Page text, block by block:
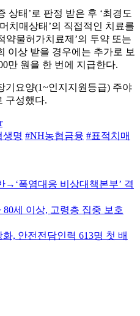
상태’로 판정 받은 후 ‘최경도
치매상태’의 직접적인 치료를
약물허가치료제’의 투약 또는
이상 받을 경우에는 추가로 보
만 원을 한 번에 지급한다.
기요양(1~인지지원등급) 주야
구성했다.
생명 #NH농협금융 #표적치매
→‘폭염대응 비상대책본부’ 격
세 이상, 고령층 집중 보호
, 안전전담인력 613명 첫 배